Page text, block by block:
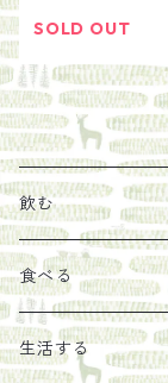
SOLD OUT
飲む
お茶
エキス
食べる
ジャム
生活する